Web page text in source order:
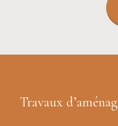
Travaux